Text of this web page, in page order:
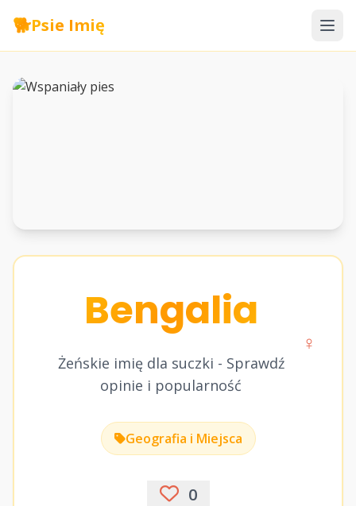
🐕Psie Imię
Bengalia
Żeńskie imię dla suczki - Sprawdź
opinie i popularność
♀
Geografia i Miejsca
0